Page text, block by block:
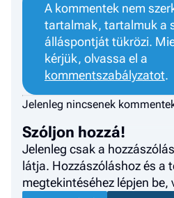
A kommentek nem
tartalmak, tartalmuk a
álláspontját tükrözi.
kérjük, olvassa el a
kommentszabályzatot.
Jelenleg nincsenek
Szóljon hozzá!
Jelenleg csak a
látja. Hozzászóláshoz és a
megtekintéséhez lépjen be,